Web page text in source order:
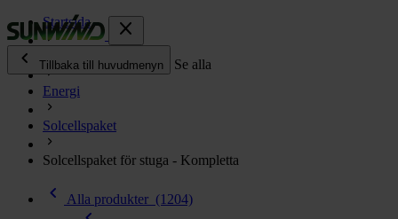
close
chevron_left
Tillbaka till huvudmenyn Se alla
Energi
Kök & Gasol
Värme chevron_right
Vatten
Startsida
Energi
Solcellspaket
Solcellspaket för stuga - Kompletta
chevron_left Alla produkter (1204)